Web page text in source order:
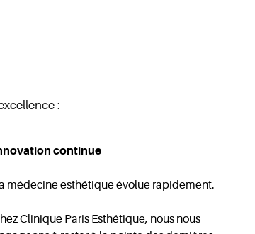
:
continue
médecine esthétique évolue rapidement.
Clinique Paris Esthétique, nous nous